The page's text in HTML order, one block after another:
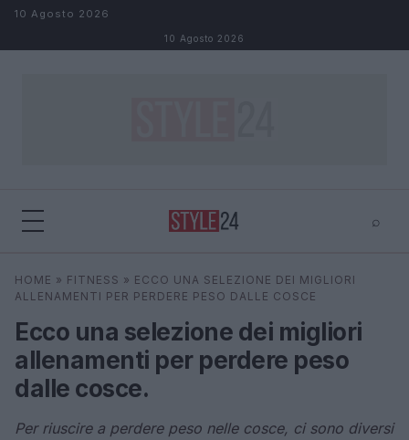
Salta al contenuto
10 Agosto 2026
10 Agosto 2026
⌕
Cerca ⌕
HOME » FITNESS » ECCO UNA SELEZIONE DEI MIGLIORI
ALLENAMENTI PER PERDERE PESO DALLE COSCE
Ecco una selezione dei migliori
allenamenti per perdere peso
dalle cosce.
Per riuscire a perdere peso nelle cosce, ci sono diversi